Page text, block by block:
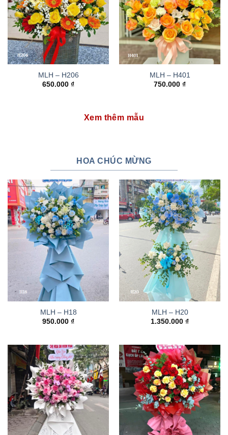
MLH – H206
650.000 ₫
MLH – H401
750.000 ₫
Xem thêm mẫu
HOA CHÚC MỪNG
MLH – H18
950.000 ₫
MLH – H20
1.350.000 ₫